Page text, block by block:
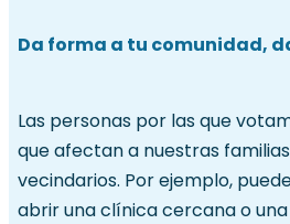
Da forma a tu comunidad,
Las personas por las que
que afectan a nuestras
vecindarios. Por ejemplo,
abrir una clínica cercana o